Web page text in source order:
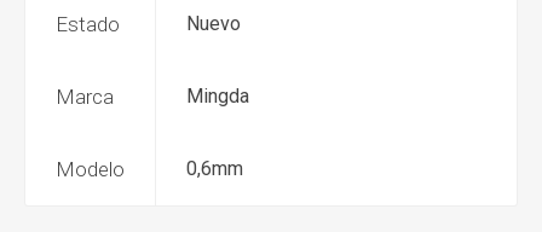
Estado Nuevo
Marca Mingda
Modelo 0,6mm